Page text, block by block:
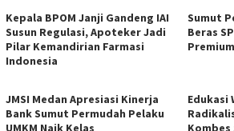
Kepala BPOM Janji Gandeng IAI
Susun Regulasi, Apoteker Jadi
Pilar Kemandirian Farmasi
Indonesia
Sumut
Beras
JMSI Medan Apresiasi Kinerja
Bank Sumut Permudah Pelaku
UMKM Naik Kelas
Edukasi
Kombes